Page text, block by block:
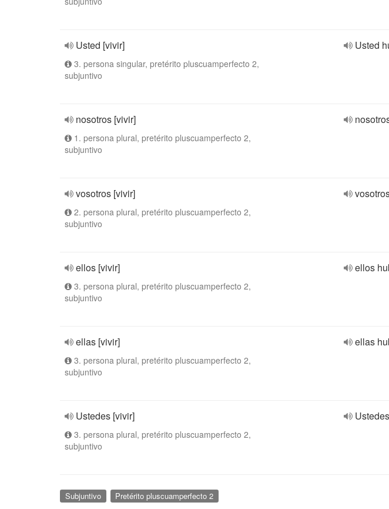
Usted [vivir]
3. persona singular, pretérito pluscuamperfecto 2,
subjuntivo
Usted
nosotros [vivir]
1. persona plural, pretérito pluscuamperfecto 2,
subjuntivo
vosotros [vivir]
2. persona plural, pretérito pluscuamperfecto 2,
subjuntivo
ellos [vivir]
3. persona plural, pretérito pluscuamperfecto 2,
subjuntivo
ellos
ellas [vivir]
3. persona plural, pretérito pluscuamperfecto 2,
subjuntivo
ellas
Ustedes [vivir]
3. persona plural, pretérito pluscuamperfecto 2,
subjuntivo
Subjuntivo Pretérito pluscuamperfecto 2